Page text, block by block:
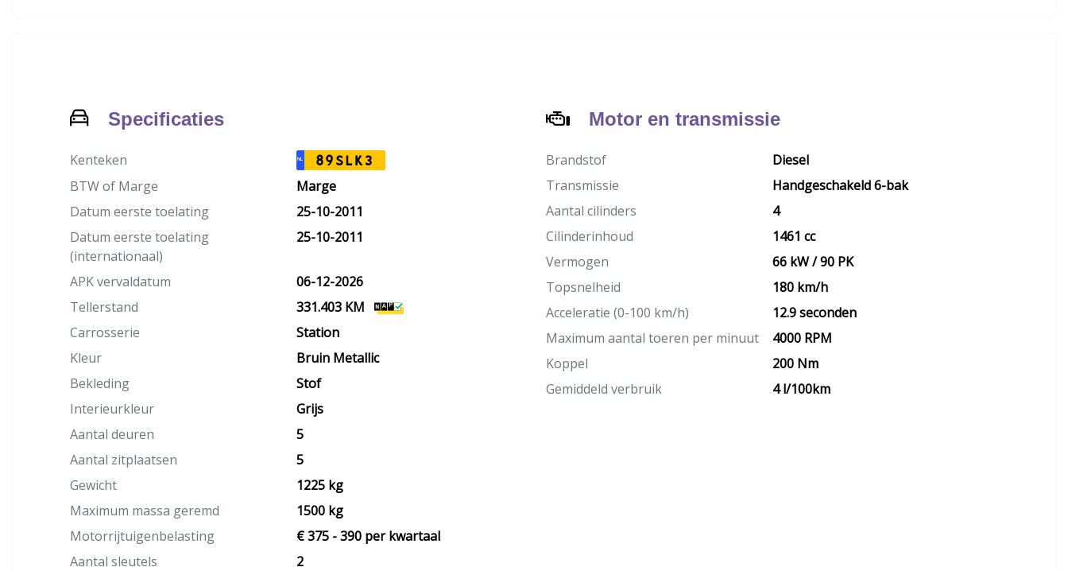
Specificaties
Kenteken NL 89SLK3
BTW of Marge
Marge
Datum eerste toelating
25-10-2011
Datum eerste toelating
(internationaal)
25-10-2011
APK vervaldatum
06-12-2026
Tellerstand
331.403 KM
Carrosserie
Station
Kleur
Bruin Metallic
Bekleding
Stof
Interieurkleur
Grijs
Aantal deuren
5
Aantal zitplaatsen
5
Gewicht
1225 kg
Maximum massa geremd
1500 kg
Motorrijtuigenbelasting
€ 375 - 390 per kwartaal
Aantal sleutels
2
Motor en transmissie
Brandstof
Diesel
Transmissie
Handgeschakeld 6-bak
Aantal cilinders
4
Cilinderinhoud
1461 cc
Vermogen
66 kW / 90 PK
Topsnelheid
180 km/h
Acceleratie (0-100 km/h)
12.9 seconden
Maximum aantal toeren per minuut
4000 RPM
Koppel
200 Nm
Gemiddeld verbruik
4 l/100km